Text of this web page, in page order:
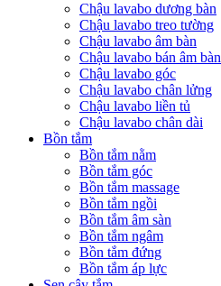
Chậu lavabo dương bàn
Chậu lavabo treo tường
Chậu lavabo âm bàn
Chậu lavabo bán âm bàn
Chậu lavabo góc
Chậu lavabo chân lửng
Chậu lavabo liền tủ
Chậu lavabo chân dài
Bồn tắm
Bồn tắm nằm
Bồn tắm góc
Bồn tắm massage
Bồn tắm ngồi
Bồn tắm âm sàn
Bồn tắm ngâm
Bồn tắm đứng
Bồn tắm áp lực